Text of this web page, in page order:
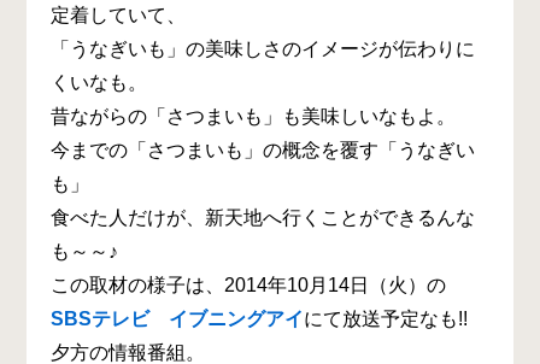
定着していて、
「うなぎいも」の美味しさのイメージが伝わりに
くいなも。
昔ながらの「さつまいも」も美味しいなもよ。
今までの「さつまいも」の概念を覆す「うなぎい
も」
食べた人だけが、新天地へ行くことができるんな
も～～♪
この取材の様子は、2014年10月14日（火）の
SBSテレビ イブニングアイにて放送予定なも!!
夕方の情報番組。